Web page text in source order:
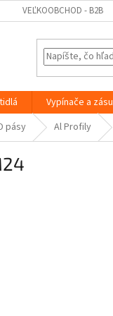
VEĽKOOBCHOD - B2B
Vypínače a
pásy Al Profily